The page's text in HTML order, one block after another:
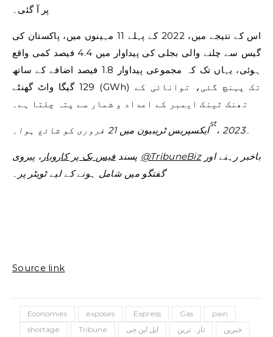
پر آ گئی۔
اس کے نتیجے میں، 2022 کے پہلے 11 مہینوں میں، پاکستان کی
گیس سے چلنے والی بجلی کی پیداوار میں 4.4 فیصد کمی واقع
ہوئی، یہاں تک کہ مجموعی پیداوار 1.8 فیصد اضافے کے ساتھ
129 گیگا واٹ گھنٹے (GWh) تک پہنچ گئی، توانائی کے
تھنک ٹینک ایمبر کے اعداد و شمار سے پتہ چلتا ہے۔
ایکسپریس ٹریبیون میں 21 فروری کو شائع ہوا۔
st
، 2023۔
پسندفیس بک پر کاروبار ، @TribuneBizباخبر رہنے اور
گفتگو میں شامل ہونے کے لیے ٹویٹر پر۔
Source link
Economies exposes Express Gas
pain
shortage
Tribune ایل این جی تازہ ترین خبریں